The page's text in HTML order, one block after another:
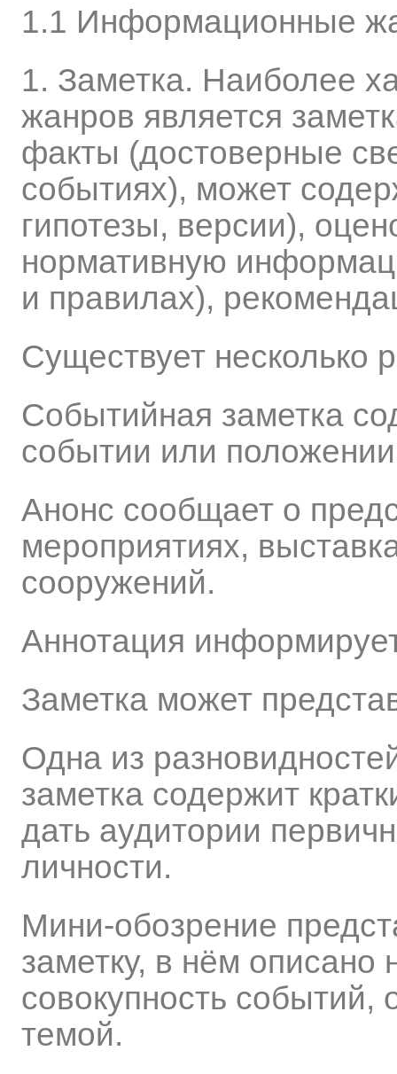
1.1 Информационные
1. Заметка. Наиболее
жанров является
факты (достоверные
событиях), может
гипотезы, версии),
нормативную
и правилах),
Существует несколько
Событийная заметка
событии или
Анонс сообщает о
мероприятиях,
сооружений.
Аннотация
Заметка может
Одна из
заметка содержит
дать аудитории
личности.
Мини-обозрение
заметку, в нём описано
совокупность
темой.